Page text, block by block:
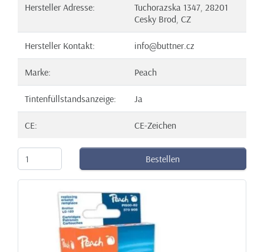
Hersteller Adresse:
Tuchorazska 1347, 28201
Cesky Brod, CZ
Hersteller Kontakt: info@buttner.cz
Marke: Peach
Tintenfüllstandsanzeige: Ja
CE: CE-Zeichen
Bestellen